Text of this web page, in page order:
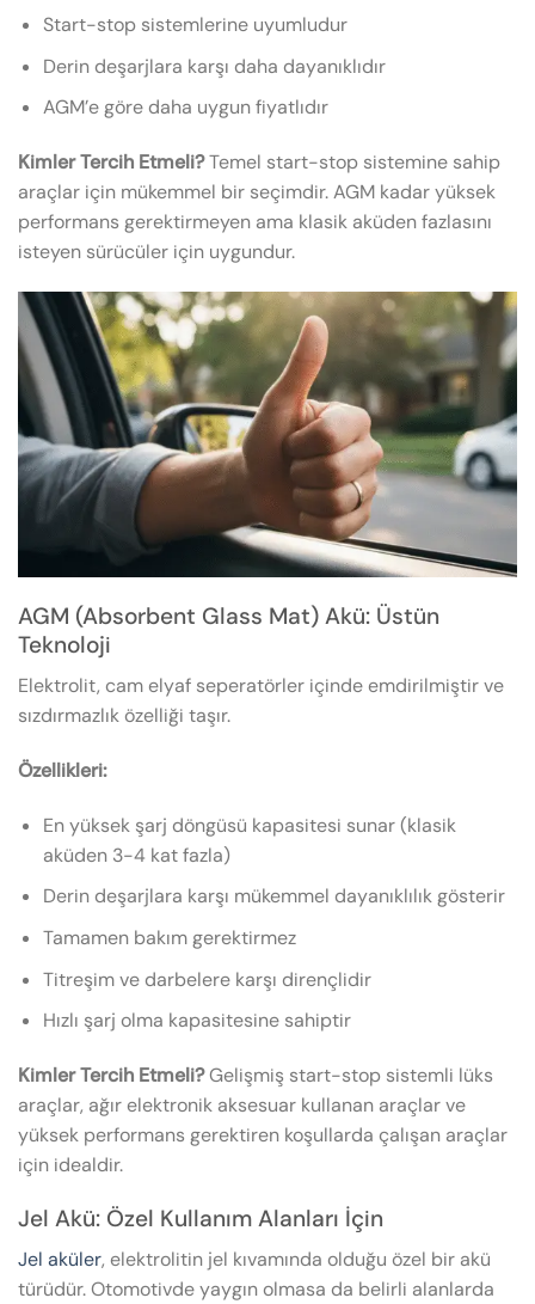
Start-stop sistemlerine uyumludur
Derin deşarjlara karşı daha dayanıklıdır
AGM’e göre daha uygun fiyatlıdır
Kimler Tercih Etmeli?Temel start-stop sistemine sahip
araçlar için mükemmel bir seçimdir. AGM kadar yüksek
performans gerektirmeyen ama klasik aküden fazlasını
isteyen sürücüler için uygundur.
AGM (Absorbent Glass Mat) Akü: Üstün
Teknoloji
Elektrolit, cam elyaf seperatörler içinde emdirilmiştir ve
sızdırmazlık özelliği taşır.
Özellikleri:
En yüksek şarj döngüsü kapasitesi sunar (klasik
aküden 3-4 kat fazla)
Derin deşarjlara karşı mükemmel dayanıklılık gösterir
Tamamen bakım gerektirmez
Titreşim ve darbelere karşı dirençlidir
Hızlı şarj olma kapasitesine sahiptir
Kimler Tercih Etmeli?Gelişmiş start-stop sistemli lüks
araçlar, ağır elektronik aksesuar kullanan araçlar ve
yüksek performans gerektiren koşullarda çalışan araçlar
için idealdir.
Jel Akü: Özel Kullanım Alanları İçin
Jel aküler, elektrolitin jel kıvamında olduğu özel bir akü
türüdür. Otomotivde yaygın olmasa da belirli alanlarda